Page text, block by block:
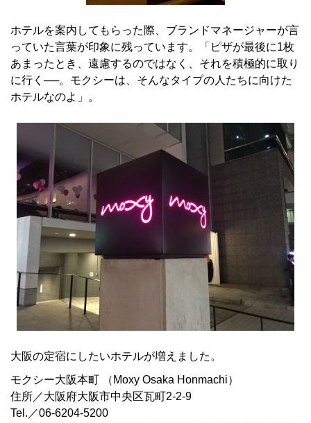
ホテルを案内してもらった際、ブランドマネージャーが言
っていた言葉が印象に残っています。「ピザが最後に1枚
あまったとき、遠慮するのではなく、それを積極的に取り
に行く──。モクシーは、そんなタイプの人たちに向けた
ホテルなのよ」。
大阪の定宿にしたいホテルが増えました。
モクシー大阪本町 （Moxy Osaka Honmachi）
住所／大阪府大阪市中央区瓦町2-2-9
Tel.／06-6204-5200